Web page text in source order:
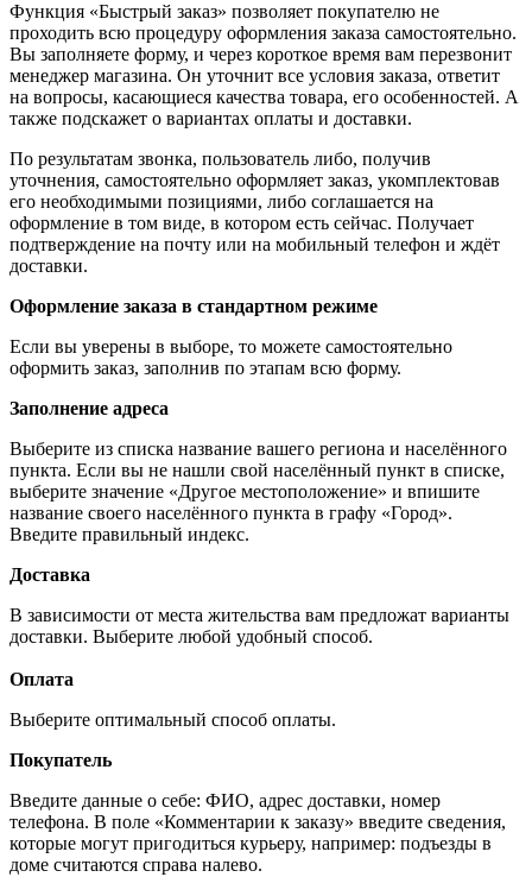
Функция «Быстрый заказ» позволяет покупателю не
проходить всю процедуру оформления заказа самостоятельно.
Вы заполняете форму, и через короткое время вам перезвонит
менеджер магазина. Он уточнит все условия заказа, ответит
на вопросы, касающиеся качества товара, его особенностей. А
также подскажет о вариантах оплаты и доставки.
По результатам звонка, пользователь либо, получив
уточнения, самостоятельно оформляет заказ, укомплектовав
его необходимыми позициями, либо соглашается на
оформление в том виде, в котором есть сейчас. Получает
подтверждение на почту или на мобильный телефон и ждёт
доставки.
Оформление заказа в стандартном режиме
Если вы уверены в выборе, то можете самостоятельно
оформить заказ, заполнив по этапам всю форму.
Заполнение адреса
Выберите из списка название вашего региона и населённого
пункта. Если вы не нашли свой населённый пункт в списке,
выберите значение «Другое местоположение» и впишите
название своего населённого пункта в графу «Город».
Введите правильный индекс.
Доставка
В зависимости от места жительства вам предложат варианты
доставки. Выберите любой удобный способ.
Оплата
Выберите оптимальный способ оплаты.
Покупатель
Введите данные о себе: ФИО, адрес доставки, номер
телефона. В поле «Комментарии к заказу» введите сведения,
которые могут пригодиться курьеру, например: подъезды в
доме считаются справа налево.